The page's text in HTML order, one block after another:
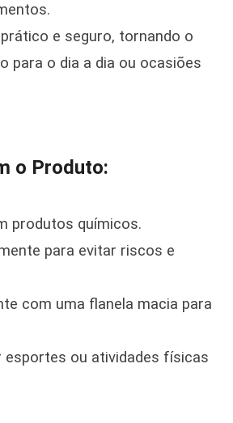
e seguro, tornando o
para o dia a dia ou ocasiões
o Produto:
produtos químicos.
para evitar riscos e
com uma flanela macia para
esportes ou atividades físicas